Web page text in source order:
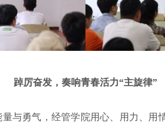
踔厉奋发， 奏响青春活力“主旋律”
量与勇气 ，经管学院用心、用力、用